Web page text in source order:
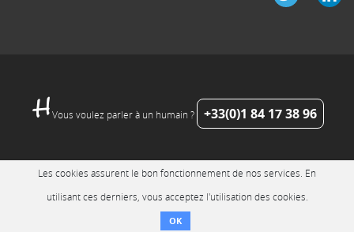
Vous voulez parler à un humain ? +33(0)1 84 17 38 96
Les cookies assurent le bon fonctionnement de nos services. En
utilisant ces derniers, vous acceptez l'utilisation des cookies.
OK